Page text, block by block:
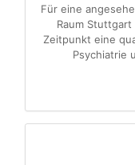
Für eine
Raum
Zeitpunkt eine
Psychiatrie